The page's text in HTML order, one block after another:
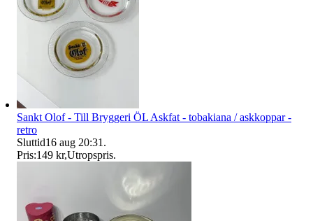
Sankt Olof - Till Bryggeri ÖL Askfat - tobakiana / askkoppar -
retro
Sluttid16 aug 20:31 .
Pris:149 kr,Utropspris.